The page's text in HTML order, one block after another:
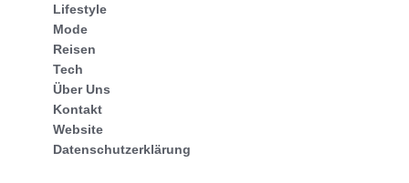
Lifestyle
Mode
Reisen
Tech
Über Uns
Kontakt
Website
Datenschutzerklärung